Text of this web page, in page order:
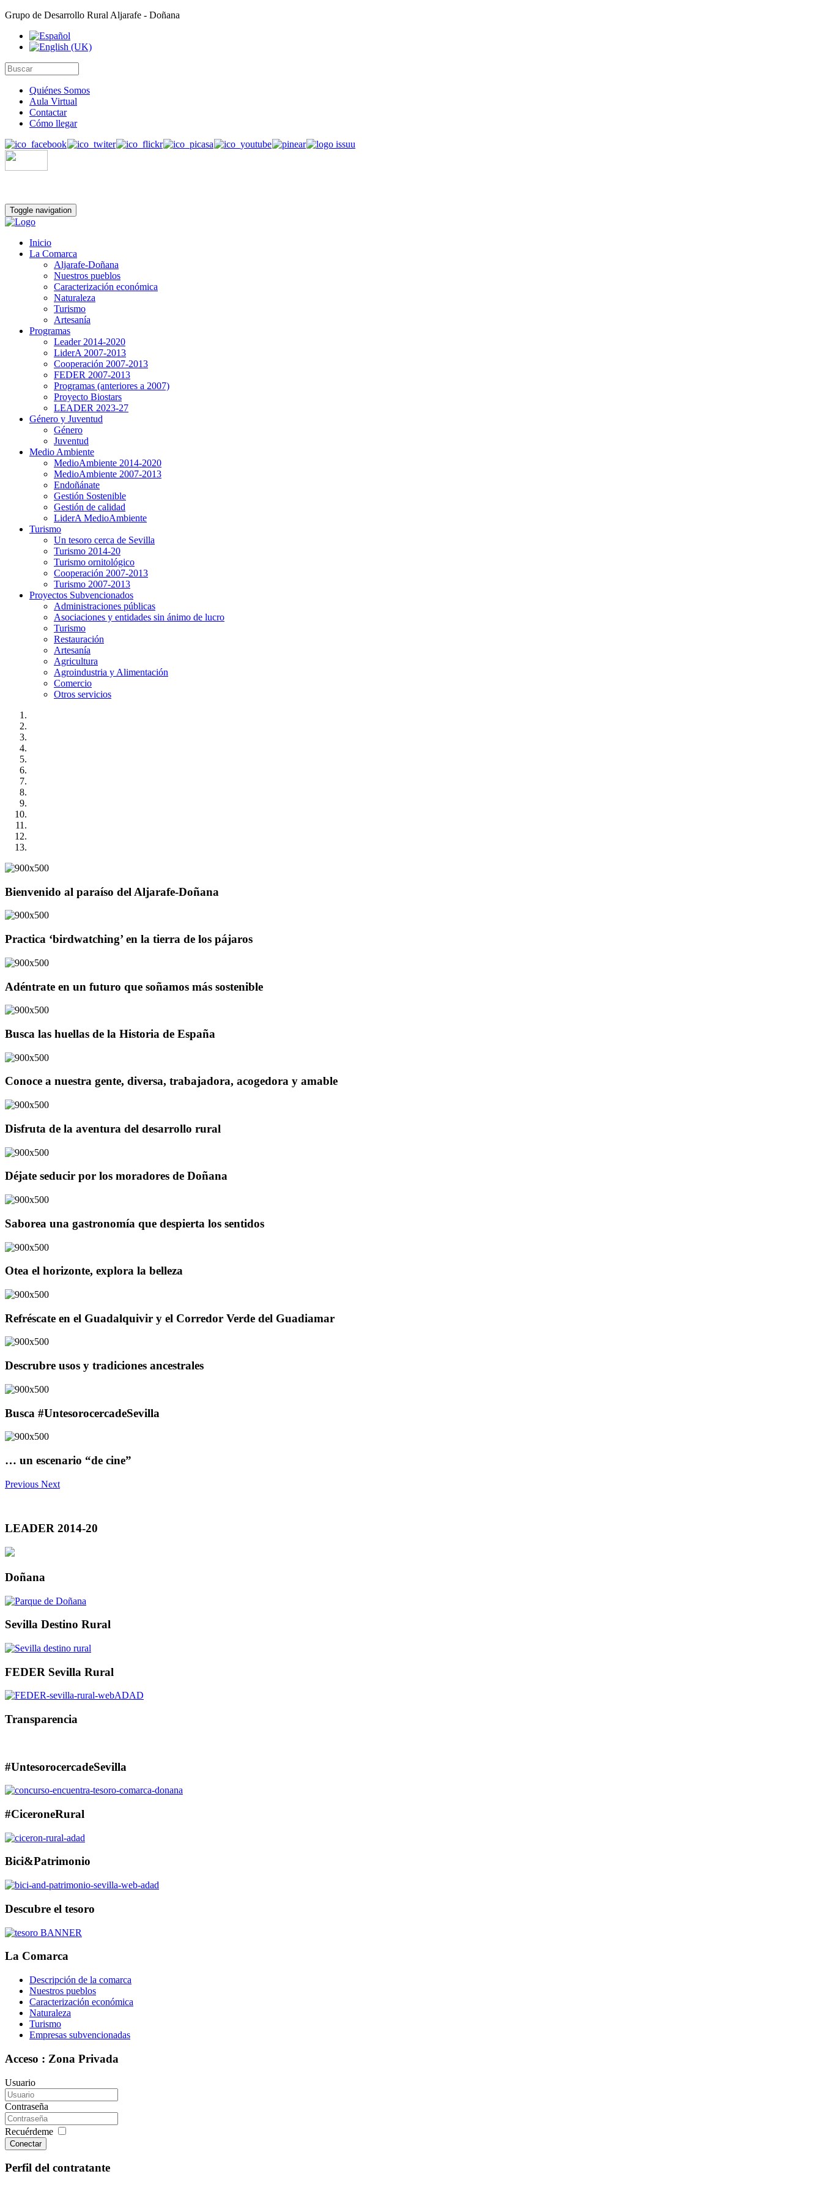
Grupo de Desarrollo Rural Aljarafe - Doñana
Quiénes Somos
Aula Virtual
Contactar
Cómo llegar
Toggle navigation
Inicio
La Comarca
Aljarafe-Doñana
Nuestros pueblos
Caracterización económica
Naturaleza
Turismo
Artesanía
Programas
Leader 2014-2020
LiderA 2007-2013
Cooperación 2007-2013
FEDER 2007-2013
Programas (anteriores a 2007)
Proyecto Biostars
LEADER 2023-27
Género y Juventud
Género
Juventud
Medio Ambiente
MedioAmbiente 2014-2020
MedioAmbiente 2007-2013
Endoñánate
Gestión Sostenible
Gestión de calidad
LiderA MedioAmbiente
Turismo
Un tesoro cerca de Sevilla
Turismo 2014-20
Turismo ornitológico
Cooperación 2007-2013
Turismo 2007-2013
Proyectos Subvencionados
Administraciones públicas
Asociaciones y entidades sin ánimo de lucro
Turismo
Restauración
Artesanía
Agricultura
Agroindustria y Alimentación
Comercio
Otros servicios
Bienvenido al paraíso del Aljarafe-Doñana
Practica ‘birdwatching’ en la tierra de los pájaros
Adéntrate en un futuro que soñamos más sostenible
Busca las huellas de la Historia de España
Conoce a nuestra gente, diversa, trabajadora, acogedora y amable
Disfruta de la aventura del desarrollo rural
Déjate seducir por los moradores de Doñana
Saborea una gastronomía que despierta los sentidos
Otea el horizonte, explora la belleza
Refréscate en el Guadalquivir y el Corredor Verde del Guadiamar
Descrubre usos y tradiciones ancestrales
Busca #UntesorocercadeSevilla
… un escenario “de cine”
Previous Next
LEADER 2014-20
Doñana
Sevilla Destino Rural
FEDER Sevilla Rural
Transparencia
#UntesorocercadeSevilla
#CiceroneRural
Bici&Patrimonio
Descubre el tesoro
La Comarca
Descripción de la comarca
Nuestros pueblos
Caracterización económica
Naturaleza
Turismo
Empresas subvencionadas
Acceso : Zona Privada
Usuario
Contraseña
Recuérdeme
Conectar
Perfil del contratante